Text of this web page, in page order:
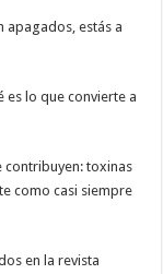
apagados, estás a
es lo que convierte a
contribuyen: toxinas
como casi siempre
en la revista